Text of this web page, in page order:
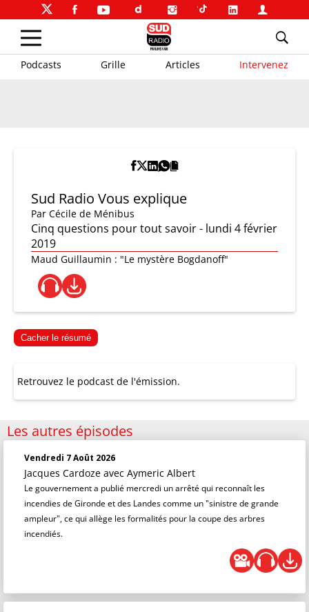
Podcasts Grille Articles Intervenez
Sud Radio Vous explique
Par Cécile de Ménibus
Cinq questions pour tout savoir - lundi 4 février
2019
Maud Guillaumin : "Le mystère Bogdanoff"
Cacher le résumé
Retrouvez le podcast de l'émission.
Les autres épisodes
Vendredi 7 Août 2026
Jacques Cardoze avec Aymeric Albert
Le gouvernement a publié mercredi un arrêté qui reconnaît les
incendies de Gironde et des Landes comme un "sinistre de grande
ampleur", ce qui allège les formalités pour la coupe des arbres
incendiés.